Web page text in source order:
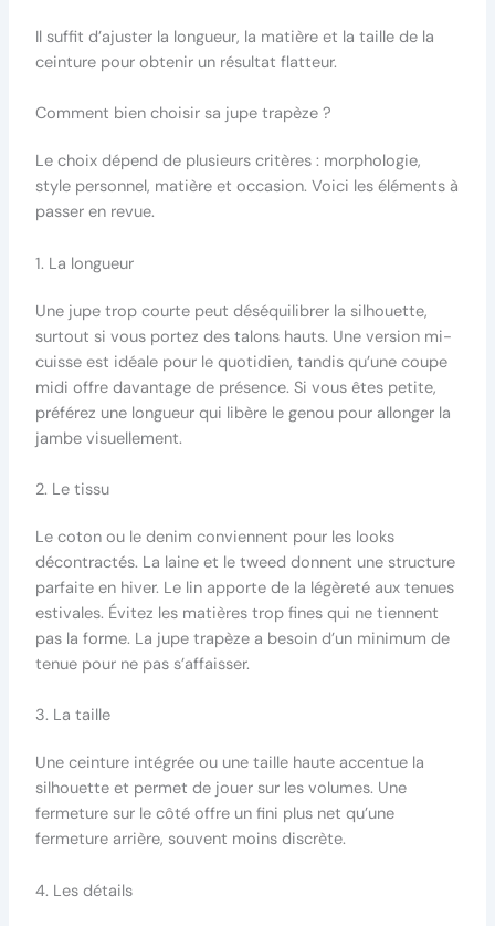
Il suffit d’ajuster la longueur, la matière et la taille de la
ceinture pour obtenir un résultat flatteur.
Comment bien choisir sa jupe trapèze ?
Le choix dépend de plusieurs critères : morphologie,
style personnel, matière et occasion. Voici les éléments à
passer en revue.
1. La longueur
Une jupe trop courte peut déséquilibrer la silhouette,
surtout si vous portez des talons hauts. Une version mi-
cuisse est idéale pour le quotidien, tandis qu’une coupe
midi offre davantage de présence. Si vous êtes petite,
préférez une longueur qui libère le genou pour allonger la
jambe visuellement.
2. Le tissu
Le coton ou le denim conviennent pour les looks
décontractés. La laine et le tweed donnent une structure
parfaite en hiver. Le lin apporte de la légèreté aux tenues
estivales. Évitez les matières trop fines qui ne tiennent
pas la forme. La jupe trapèze a besoin d’un minimum de
tenue pour ne pas s’affaisser.
3. La taille
Une ceinture intégrée ou une taille haute accentue la
silhouette et permet de jouer sur les volumes. Une
fermeture sur le côté offre un fini plus net qu’une
fermeture arrière, souvent moins discrète.
4. Les détails